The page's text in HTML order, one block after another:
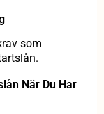
som
När Du Har